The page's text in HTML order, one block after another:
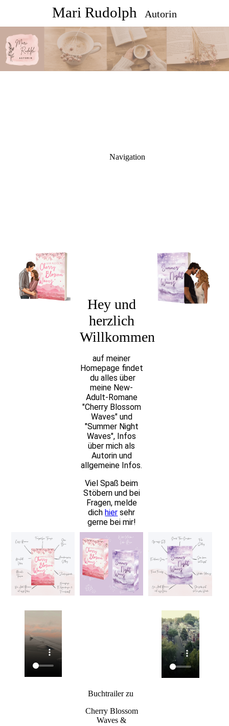
Mari Rudolph Autorin
Navigation
Hey und
herzlich
Willkommen
auf meiner
Homepage findet
du alles über
meine New-
Adult-Romane
"Cherry Blossom
Waves" und
"Summer Night
Waves", Infos
über mich als
Autorin und
allgemeine Infos.
Viel Spaß beim
Stöbern und bei
Fragen, melde
dichhier sehr
gerne bei mir!
Buchtrailer zu
Cherry Blossom
Waves &